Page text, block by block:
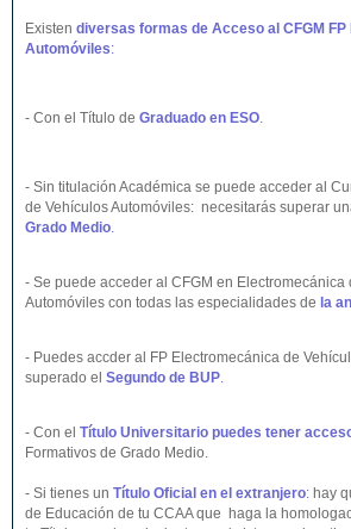
Existen diversas formas de Acceso al CFGM FP
Automóviles:
- Con el Título de Graduado en ESO.
- Sin titulación Académica se puede acceder al
de Vehículos Automóviles: necesitarás superar
Grado Medio.
- Se puede acceder al CFGM en Electromecánica
Automóviles con todas las especialidades de la
- Puedes accder al FP Electromecánica de
superado el Segundo de BUP.
- Con el Título Universitario puedes tener
Formativos de Grado Medio.
- Si tienes un Título Oficial en el extranjero: hay
de Educación de tu CCAA que haga la